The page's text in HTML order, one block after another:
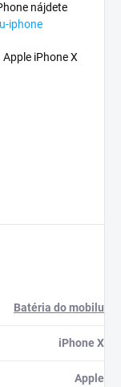
nájdete
iphone
Apple iPhone X
Batéria do mobilu
iPhone X
Apple